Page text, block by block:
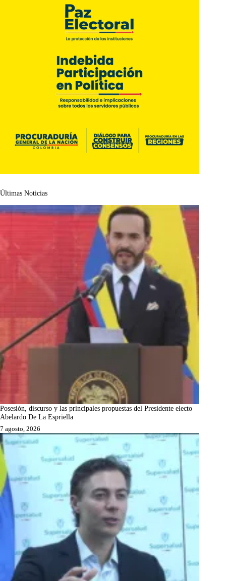
Últimas Noticias
Posesión, discurso y las principales propuestas del Presidente electo
Abelardo De La Espriella
7 agosto, 2026